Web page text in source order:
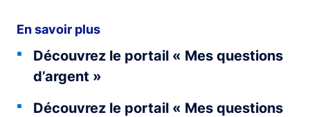
En savoir plus
Découvrez le portail « Mes questions
d’argent »
Découvrez le portail « Mes questions